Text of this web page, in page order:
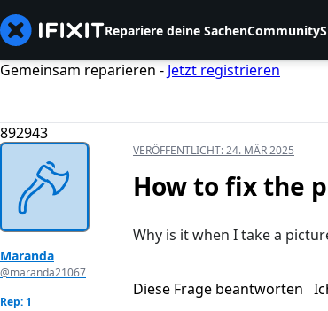
Repariere deine SachenCommunity
Gemeinsam reparieren - Jetzt registrieren
892943
Maranda
@maranda21067
Rep: 1
VERÖFFENTLICHT:24. MÄR 2025
How to fix the
Why is it when I take a
Diese Frage beantworten